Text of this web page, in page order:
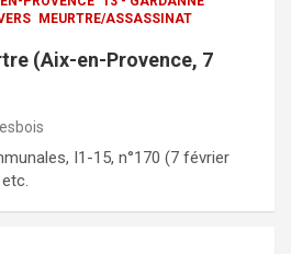
MEURTRE/ASSASSINAT
(Aix-en-Provence, 7
I1-15, n°170 (7 février